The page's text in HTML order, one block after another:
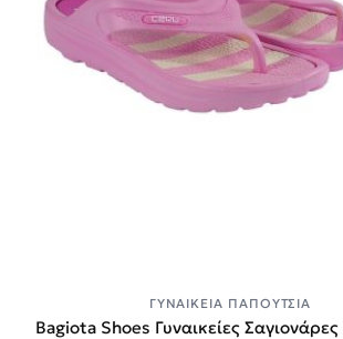
ΓΥΝΑΙΚΕΊΑ ΠΑΠΟΎΤΣΙΑ
Bagiota Shoes Γυναικείες